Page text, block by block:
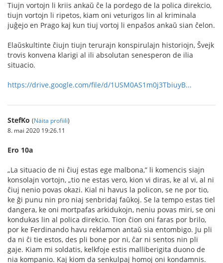
Tiujn vortojn li kriis ankaŭ ĉe la pordego de la polica direkcio,
tiujn vortojn li ripetos, kiam oni veturigos lin al kriminala
juĝejo en Prago kaj kun tiuj vortoj li enpaŝos ankaŭ sian ĉelon.
Elaŭskultinte ĉiujn tiujn terurajn konspirulajn historiojn, Ŝvejk
trovis konvena klarigi al ili absolutan senesperon de ilia
situacio.
https://drive.google.com/file/d/1USM0AS1m0j3TbiuyB...
StefKo (Näita profiili)
8. mai 2020 19:26.11
Ero 10a
„La situacio de ni ĉiuj estas ege malbona,” li komencis siajn
konsolajn vortojn, „tio ne estas vero, kion vi diras, ke al vi, al ni
ĉiuj nenio povas okazi. Kial ni havus la policon, se ne por tio,
ke ĝi punu nin pro niaj senbridaj faŭkoj. Se la tempo estas tiel
dangera, ke oni mortpafas arkidukojn, neniu povas miri, se oni
kondukas lin al polica direkcio. Tion ĉion oni faras por brilo,
por ke Ferdinando havu reklamon antaŭ sia entombigo. Ju pli
da ni ĉi tie estos, des pli bone por ni, ĉar ni sentos nin pli
gaje. Kiam mi soldatis, kelkfoje estis malliberigita duono de
nia kompanio. Kaj kiom da senkulpaj homoj oni kondamnis.